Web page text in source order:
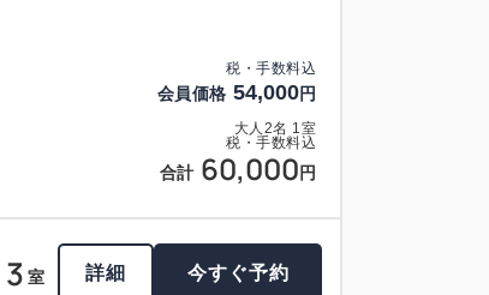
税・手数料込
会員価格 54,000円
大人 2名 1室
税・手数料込
合計 60,000 円
3 室 詳細 今すぐ予約